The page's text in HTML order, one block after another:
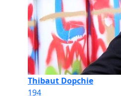
Thibaut Dopchie
194